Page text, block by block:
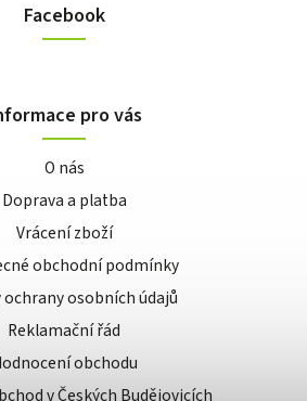
Facebook
pro vás
O nás
Doprava a platba
Vrácení zboží
obchodní podmínky
ochrany osobních údajů
Reklamační řád
obchodu
v Českých Budějovicích